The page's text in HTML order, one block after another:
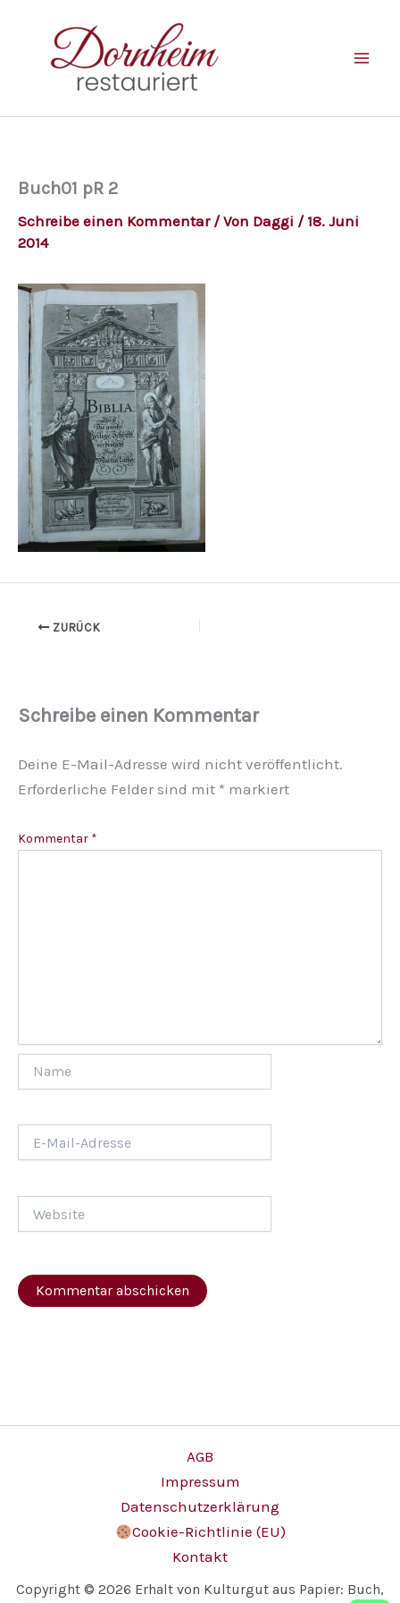
springen
Buch01 pR 2
Schreibe einen Kommentar / Von Daggi / 18. Juni
2014
ZURÜCK
Schreibe einen Kommentar
Deine E-Mail-Adresse wird nicht veröffentlicht.
Erforderliche Felder sind mit * markiert
Kommentar *
Mail-
AGB
Impressum
Datenschutzerklärung
Cookie-Richtlinie (EU)
Kontakt
Copyright © 2026 Erhalt von Kulturgut aus Papier: Buch,